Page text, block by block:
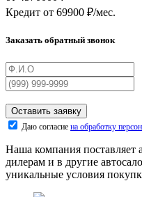
Кредит от 69900 ₽/мес.
Заказать обратный звонок
Оставить заявку
Даю согласие на обработку
Наша компания поставляет
дилерам и в другие
уникальные условия